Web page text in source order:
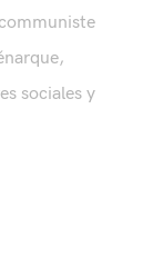
sociales y